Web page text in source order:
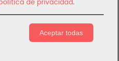
de privacidad.
Aceptar todas